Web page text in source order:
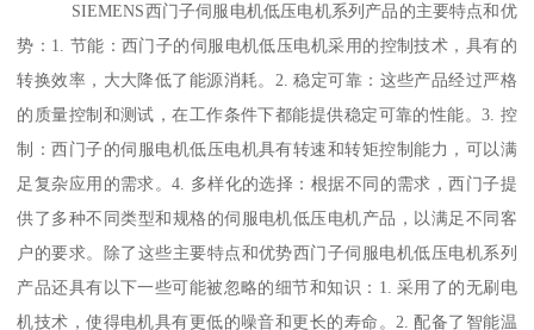
SIEMENS西门子伺服电机低压电机系列产品的主要特点和优
势：1. 节能：西门子的伺服电机低压电机采用的控制技术，具有的
转换效率，大大降低了能源消耗。2. 稳定可靠：这些产品经过严格
的质量控制和测试，在工作条件下都能提供稳定可靠的性能。3. 控
制：西门子的伺服电机低压电机具有转速和转矩控制能力，可以满
足复杂应用的需求。4. 多样化的选择：根据不同的需求，西门子提
供了多种不同类型和规格的伺服电机低压电机产品，以满足不同客
户的要求。除了这些主要特点和优势西门子伺服电机低压电机系列
产品还具有以下一些可能被忽略的细节和知识：1. 采用了的无刷电
机技术，使得电机具有更低的噪音和更长的寿命。2. 配备了智能温